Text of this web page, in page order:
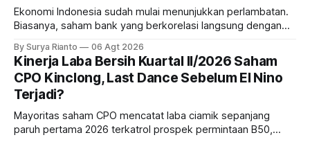
Ekonomi Indonesia sudah mulai menunjukkan perlambatan.
Biasanya, saham bank yang berkorelasi langsung dengan
bank ke depannya?
By Surya Rianto 06 Agt 2026
Kinerja Laba Bersih Kuartal II/2026 Saham
CPO Kinclong, Last Dance Sebelum El Nino
Terjadi?
Mayoritas saham CPO mencatat laba ciamik sepanjang
paruh pertama 2026 terkatrol prospek permintaan B50,